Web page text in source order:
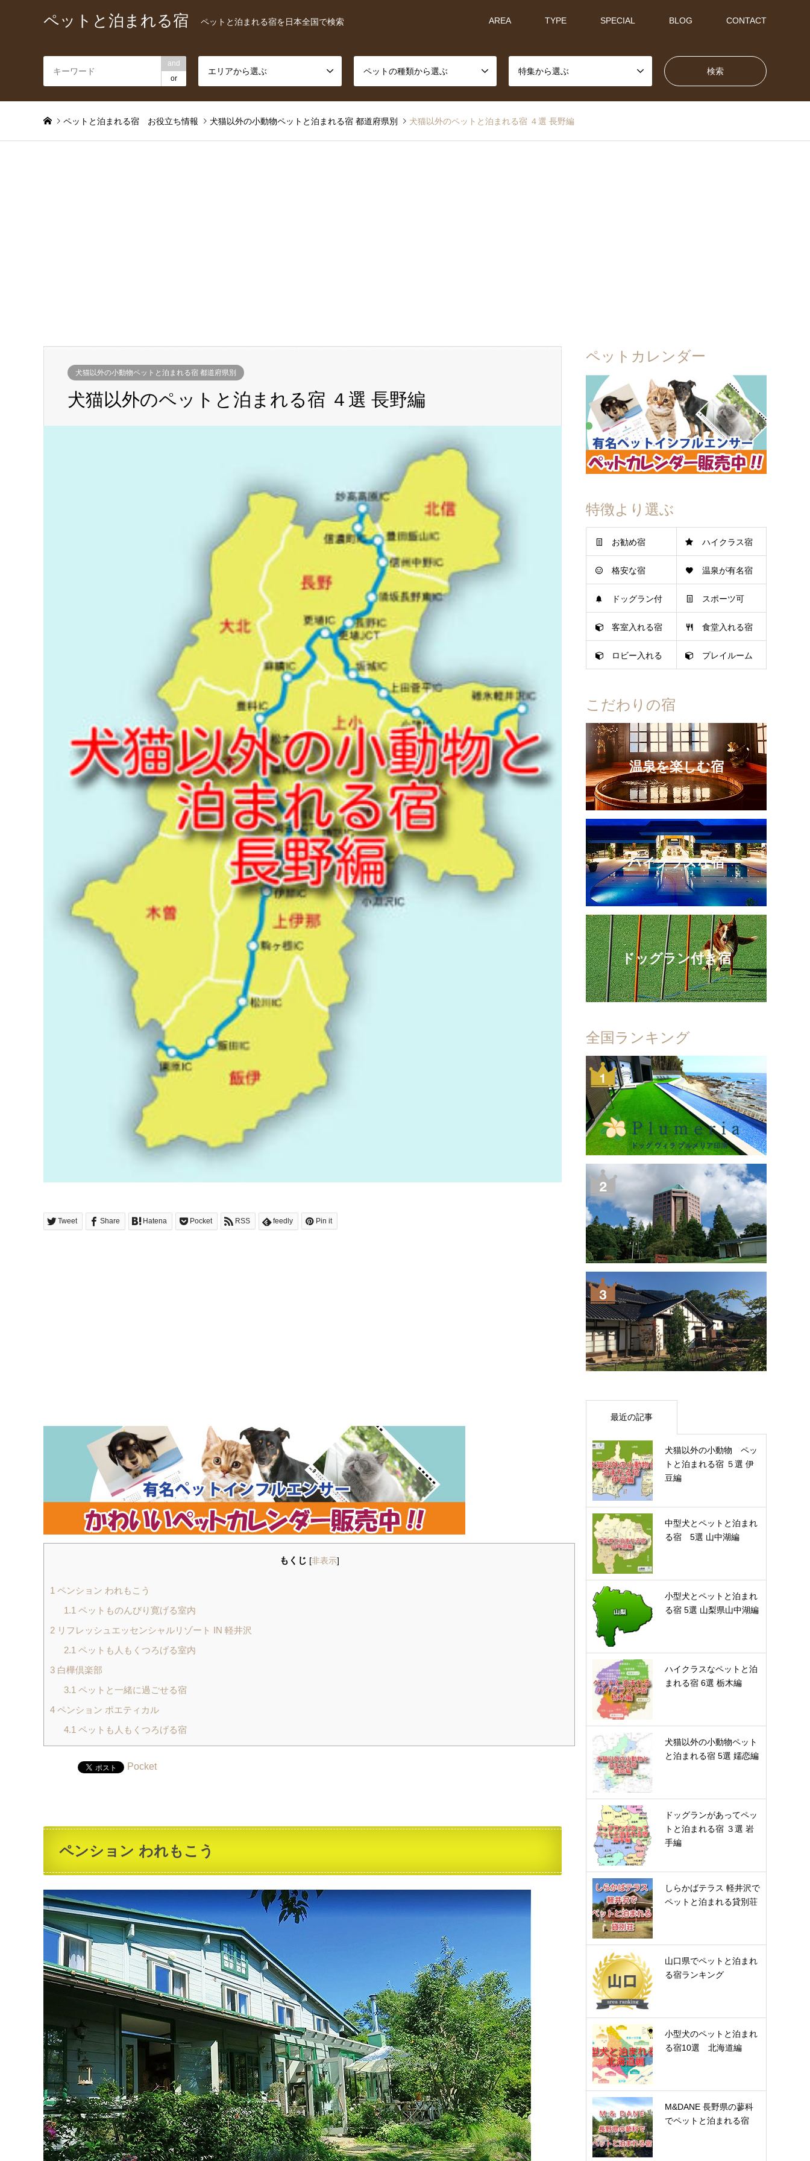
ペットと泊まれる宿 ペットと泊まれる宿を日本全国で検索 AREA TYPE SPECIAL BLOG CONTACT
and
or
エリアから選ぶ ペットの種類から選ぶ 特集から選ぶ
ペットと泊まれる宿 お役立ち情報 犬猫以外の小動物ペットと泊まれる宿 都道府県別 犬猫以外のペットと泊まれる宿 ４選 長野編
犬猫以外の小動物ペットと泊まれる宿 都道府県別
犬猫以外のペットと泊まれる宿 ４選 長野編
Tweet Share Hatena Pocket RSS feedly Pin it
もくじ [非表示]
1 ペンション われもこう
1.1 ペットものんびり寛げる室内
2 リフレッシュエッセンシャルリゾート IN 軽井沢
2.1 ペットも人もくつろげる室内
3 白樺倶楽部
3.1 ペットと一緒に過ごせる宿
4 ペンション ポエティカル
4.1 ペットも人もくつろげる宿
Pocket
ペンション われもこう
ペットカレンダー
特徴より選ぶ
お勧め宿 ハイクラス宿
格安な宿 温泉が有名宿
ドッグラン付
き宿
スポーツ可
客室入れる宿 食堂入れる宿
ロビー入れる プレイルーム
こだわりの宿
温泉を楽しむ宿
ハイクラスな宿
ドッグラン付き宿
全国ランキング
最近の記事
犬猫以外の小動物 ペッ
トと泊まれる宿 ５選 伊
豆編
中型犬とペットと泊まれ
る宿 5選 山中湖編
小型犬とペットと泊まれ
る宿 5選 山梨県山中湖編
ハイクラスなペットと泊
まれる宿 6選 栃木編
犬猫以外の小動物ペット
と泊まれる宿 5選 嬬恋編
ドッグランがあってペッ
トと泊まれる宿 ３選 岩
手編
しらかばテラス 軽井沢で
ペットと泊まれる貸別荘
山口県でペットと泊まれ
る宿ランキング
小型犬のペットと泊まれ
る宿10選 北海道編
M&DANE 長野県の蓼科
でペットと泊まれる宿